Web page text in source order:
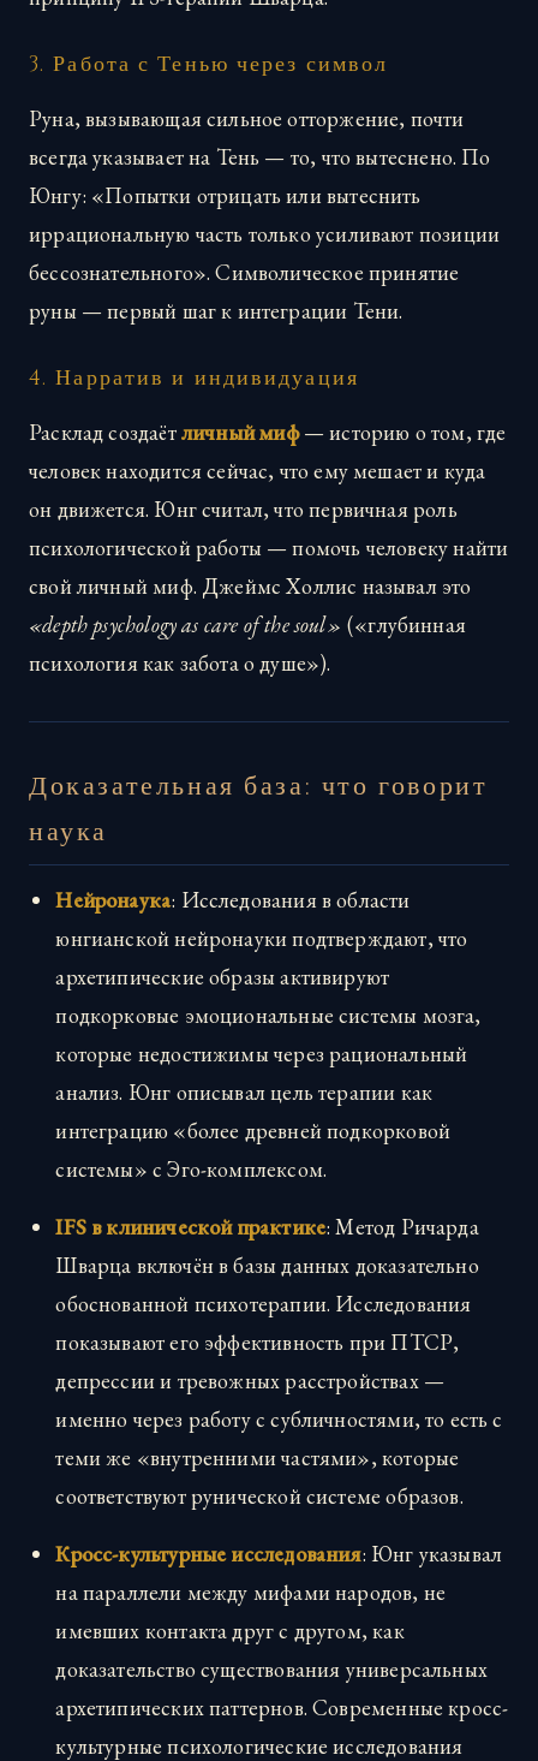
3. Работа с Тенью через символ
Руна, вызывающая сильное отторжение, почти
всегда указывает на Тень — то, что вытеснено. По
Юнгу: «Попытки отрицать или вытеснить
иррациональную часть только усиливают позиции
бессознательного». Символическое принятие
руны — первый шаг к интеграции Тени.
4. Нарратив и индивидуация
Расклад создаётличный миф— историю о том, где
человек находится сейчас, что ему мешает и куда
он движется. Юнг считал, что первичная роль
психологической работы — помочь человеку найти
свой личный миф. Джеймс Холлис называл это
«depth psychology as care of the soul» («глубинная
психология как забота о душе»).
Доказательная база: что говорит
наука
Нейронаука: Исследования в области
юнгианской нейронауки подтверждают, что
архетипические образы активируют
подкорковые эмоциональные системы мозга,
которые недостижимы через рациональный
анализ. Юнг описывал цель терапии как
интеграцию «более древней подкорковой
системы» с Эго-комплексом.
IFS в клинической практике: Метод Ричарда
Шварца включён в базы данных доказательно
обоснованной психотерапии. Исследования
показывают его эффективность при ПТСР,
депрессии и тревожных расстройствах —
именно через работу с субличностями, то есть с
теми же «внутренними частями», которые
соответствуют рунической системе образов.
Кросс-культурные исследования: Юнг указывал
на параллели между мифами народов, не
имевших контакта друг с другом, как
доказательство существования универсальных
архетипических паттернов. Современные кросс-
культурные психологические исследования